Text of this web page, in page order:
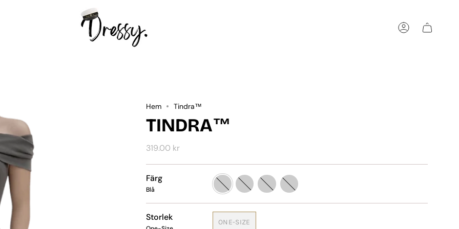
Konto
Hem Tindra™
TINDRA™
319.00 kr
Färg
Blå
Blå Vit Svart Brun
Storlek ONE-SIZE